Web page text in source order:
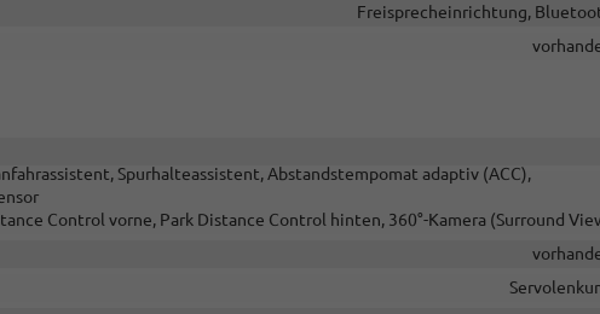
Freisprecheinrichtung,
Spurhalteassistent, Abstandstempomat adaptiv (ACC),
Control vorne, Park Distance Control hinten, 360°-Kamera (Surround